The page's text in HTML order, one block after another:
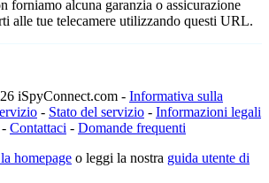
forniamo alcuna garanzia o assicurazione
alle tue telecamere utilizzando questi URL.
iSpyConnect.com - Informativa sulla
- Stato del servizio - Informazioni legali
- Contattaci - Domande frequenti
homepage o leggi la nostra guida utente di